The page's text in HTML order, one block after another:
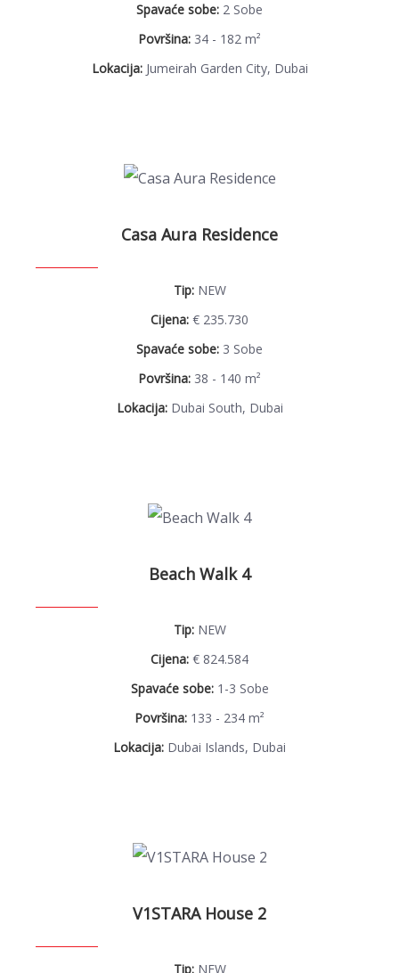
Spavaće sobe: 2 Sobe
Površina: 34 - 182 m²
Lokacija:Jumeirah Garden City, Dubai
Casa Aura Residence
Tip:NEW
Cijena: € 235.730
Spavaće sobe: 3 Sobe
Površina: 38 - 140 m²
Lokacija:Dubai South, Dubai
Beach Walk 4
Tip:NEW
Cijena: € 824.584
Spavaće sobe:1-3 Sobe
Površina: 133 - 234 m²
Lokacija: Dubai Islands, Dubai
V1STARA House 2
Tip:NEW